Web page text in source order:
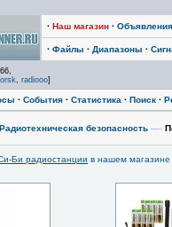
· Наш магазин · Объявления
· Файлы · Диапазоны ·
, radiooo]
· События · Статистика · Поиск ·
Радиотехническая безопасность —›
Би радиостанции в нашем магазине